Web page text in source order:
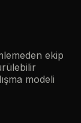
ekip
modeli